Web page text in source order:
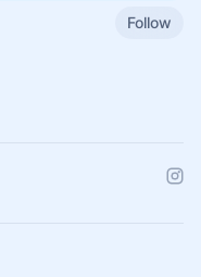
Follow